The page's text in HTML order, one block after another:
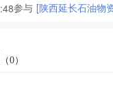
参与 [陕西延长石油物
（0）